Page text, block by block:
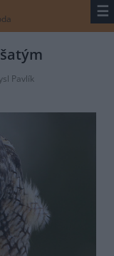
☰
Pavlík